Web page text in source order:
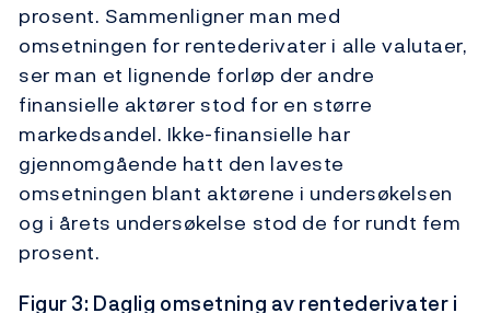
prosent. Sammenligner man med
omsetningen for rentederivater i alle valutaer,
ser man et lignende forløp der andre
finansielle aktører stod for en større
markedsandel. Ikke-finansielle har
gjennomgående hatt den laveste
omsetningen blant aktørene i undersøkelsen
og i årets undersøkelse stod de for rundt fem
prosent.
Figur 3: Daglig omsetning av rentederivater i